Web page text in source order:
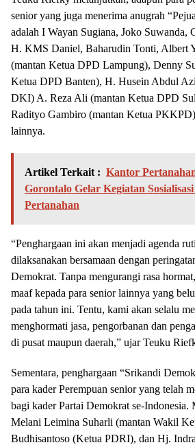
senior yang juga menerima anugrah
adalah I Wayan Sugiana, Joko
H. KMS Daniel, Baharudin Tonti, Albert
(mantan Ketua DPD Lampung), Denny
Ketua DPD Banten), H. Husein Abdul
DKI) A. Reza Ali (mantan Ketua DPD
Radityo Gambiro (mantan Ketua
lainnya.
Artikel Terkait : Kantor
Gorontalo Gelar Kegiatan
Pertanahan
“Penghargaan ini akan menjadi agenda
dilaksanakan bersamaan dengan
Demokrat. Tanpa mengurangi rasa
maaf kepada para senior lainnya yang
pada tahun ini. Tentu, kami akan selalu
menghormati jasa, pengorbanan dan
di pusat maupun daerah,” ujar Teuku
Sementara, penghargaan “Srikandi
para kader Perempuan senior yang telah
bagi kader Partai Demokrat se-Indonesia.
Melani Leimina Suharli (mantan Wakil
Budhisantoso (Ketua PDRI), dan Hj.